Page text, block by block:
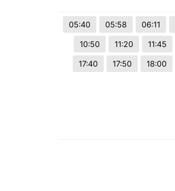
05:40 05:58 06:11
10:50
11:20 11:45
17:40
17:50 18:00